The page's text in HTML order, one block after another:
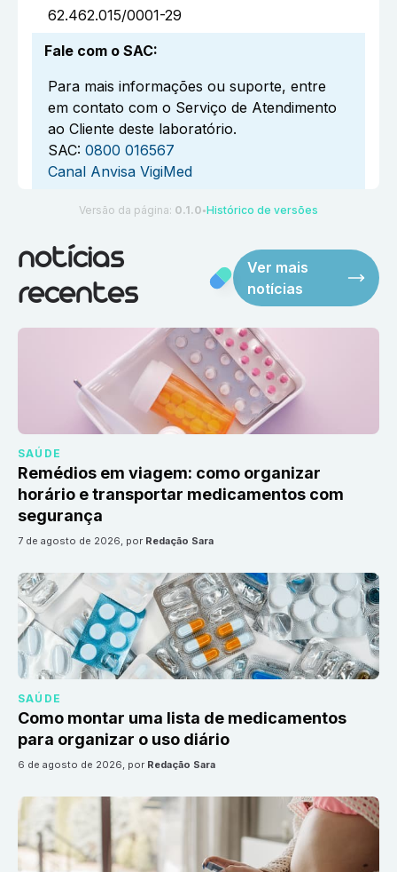
62.462.015/0001-29
Fale com o SAC:
Para mais informações ou suporte, entre
em contato com o Serviço de Atendimento
ao Cliente deste laboratório.
SAC: 0800 016567
Canal Anvisa VigiMed
Versão da página: 0.1.0 ●Histórico de versões
notícias
recentes
Ver mais
notícias
SAÚDE
Remédios em viagem: como organizar
horário e transportar medicamentos com
segurança
7 de agosto de 2026, por Redação Sara
SAÚDE
Como montar uma lista de medicamentos
para organizar o uso diário
6 de agosto de 2026, por Redação Sara